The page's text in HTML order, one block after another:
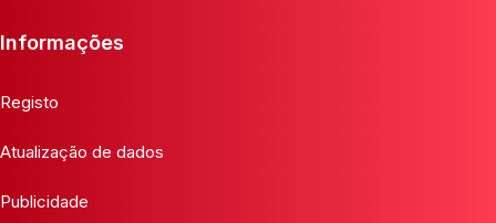
Informações
Registo
Atualização de dados
Publicidade